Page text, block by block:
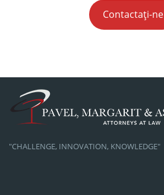
Contactați-ne
"CHALLENGE, INNOVATION, KNOWLEDGE"